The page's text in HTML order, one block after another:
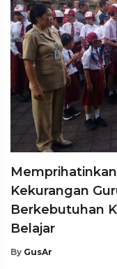
Kekurangan
Berkebutuhan
Belajar
By GusAr